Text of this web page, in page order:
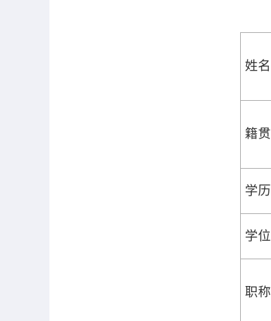
姓名
籍贯
学历
学位
职称